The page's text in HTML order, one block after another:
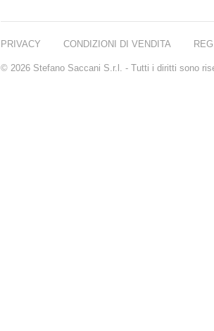
TONICI VISO
IDRATANTI VISO
TRATTAMENTI
PRIVACY CONDIZIONI DI VENDITA
© 2026 Stefano Saccani S.r.l. - Tutti i diritti sono